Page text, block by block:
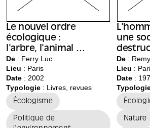
Le nouvel ordre
écologique :
l'arbre, l'animal et
l'homme
De : Ferry Luc
Lieu : Paris
Date : 2002
Typologie : Livres, revues
Écologisme
Politique de
une
une
De:
Lieu :
Date:
Nature